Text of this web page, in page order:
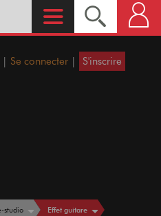
| Se connecter | S'inscrire
studio Effet guitare